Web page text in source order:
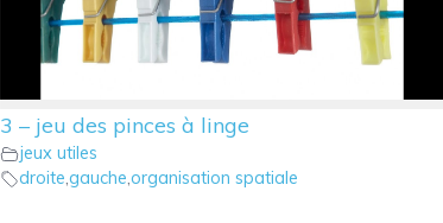
3 – jeu des pinces à linge
jeux utiles
droite,gauche,organisation spatiale